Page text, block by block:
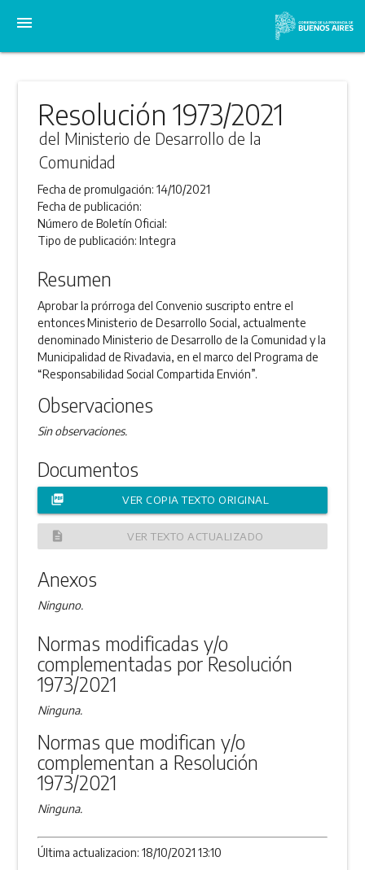
menu
Resolución 1973/2021
del Ministerio de Desarrollo de la
Comunidad
Fecha de promulgación:14/10/2021
Fecha de publicación:
Número de Boletín Oficial:
Tipo de publicación:Integra
Resumen
Aprobar la prórroga del Convenio suscripto entre el
entonces Ministerio de Desarrollo Social, actualmente
denominado Ministerio de Desarrollo de la Comunidad y la
Municipalidad de Rivadavia, en el marco del Programa de
“Responsabilidad Social Compartida Envión”.
Observaciones
Sin observaciones.
Documentos
picture_as_pdf VER COPIA TEXTO ORIGINAL
description VER TEXTO ACTUALIZADO
Anexos
Ninguno.
Normas modificadas y/o
complementadas por Resolución
1973/2021
Ninguna.
Normas que modifican y/o
complementan a Resolución
1973/2021
Ninguna.
Última actualizacion: 18/10/2021 13:10